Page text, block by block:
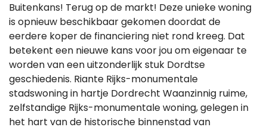
Buitenkans! Terug op de markt! Deze unieke woning
is opnieuw beschikbaar gekomen doordat de
eerdere koper de financiering niet rond kreeg. Dat
betekent een nieuwe kans voor jou om eigenaar te
worden van een uitzonderlijk stuk Dordtse
geschiedenis. Riante Rijks-monumentale
stadswoning in hartje Dordrecht Waanzinnig ruime,
zelfstandige Rijks-monumentale woning, gelegen in
het hart van de historische binnenstad van